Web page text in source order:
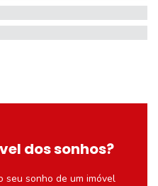
dos sonhos?
seu sonho de um imóvel